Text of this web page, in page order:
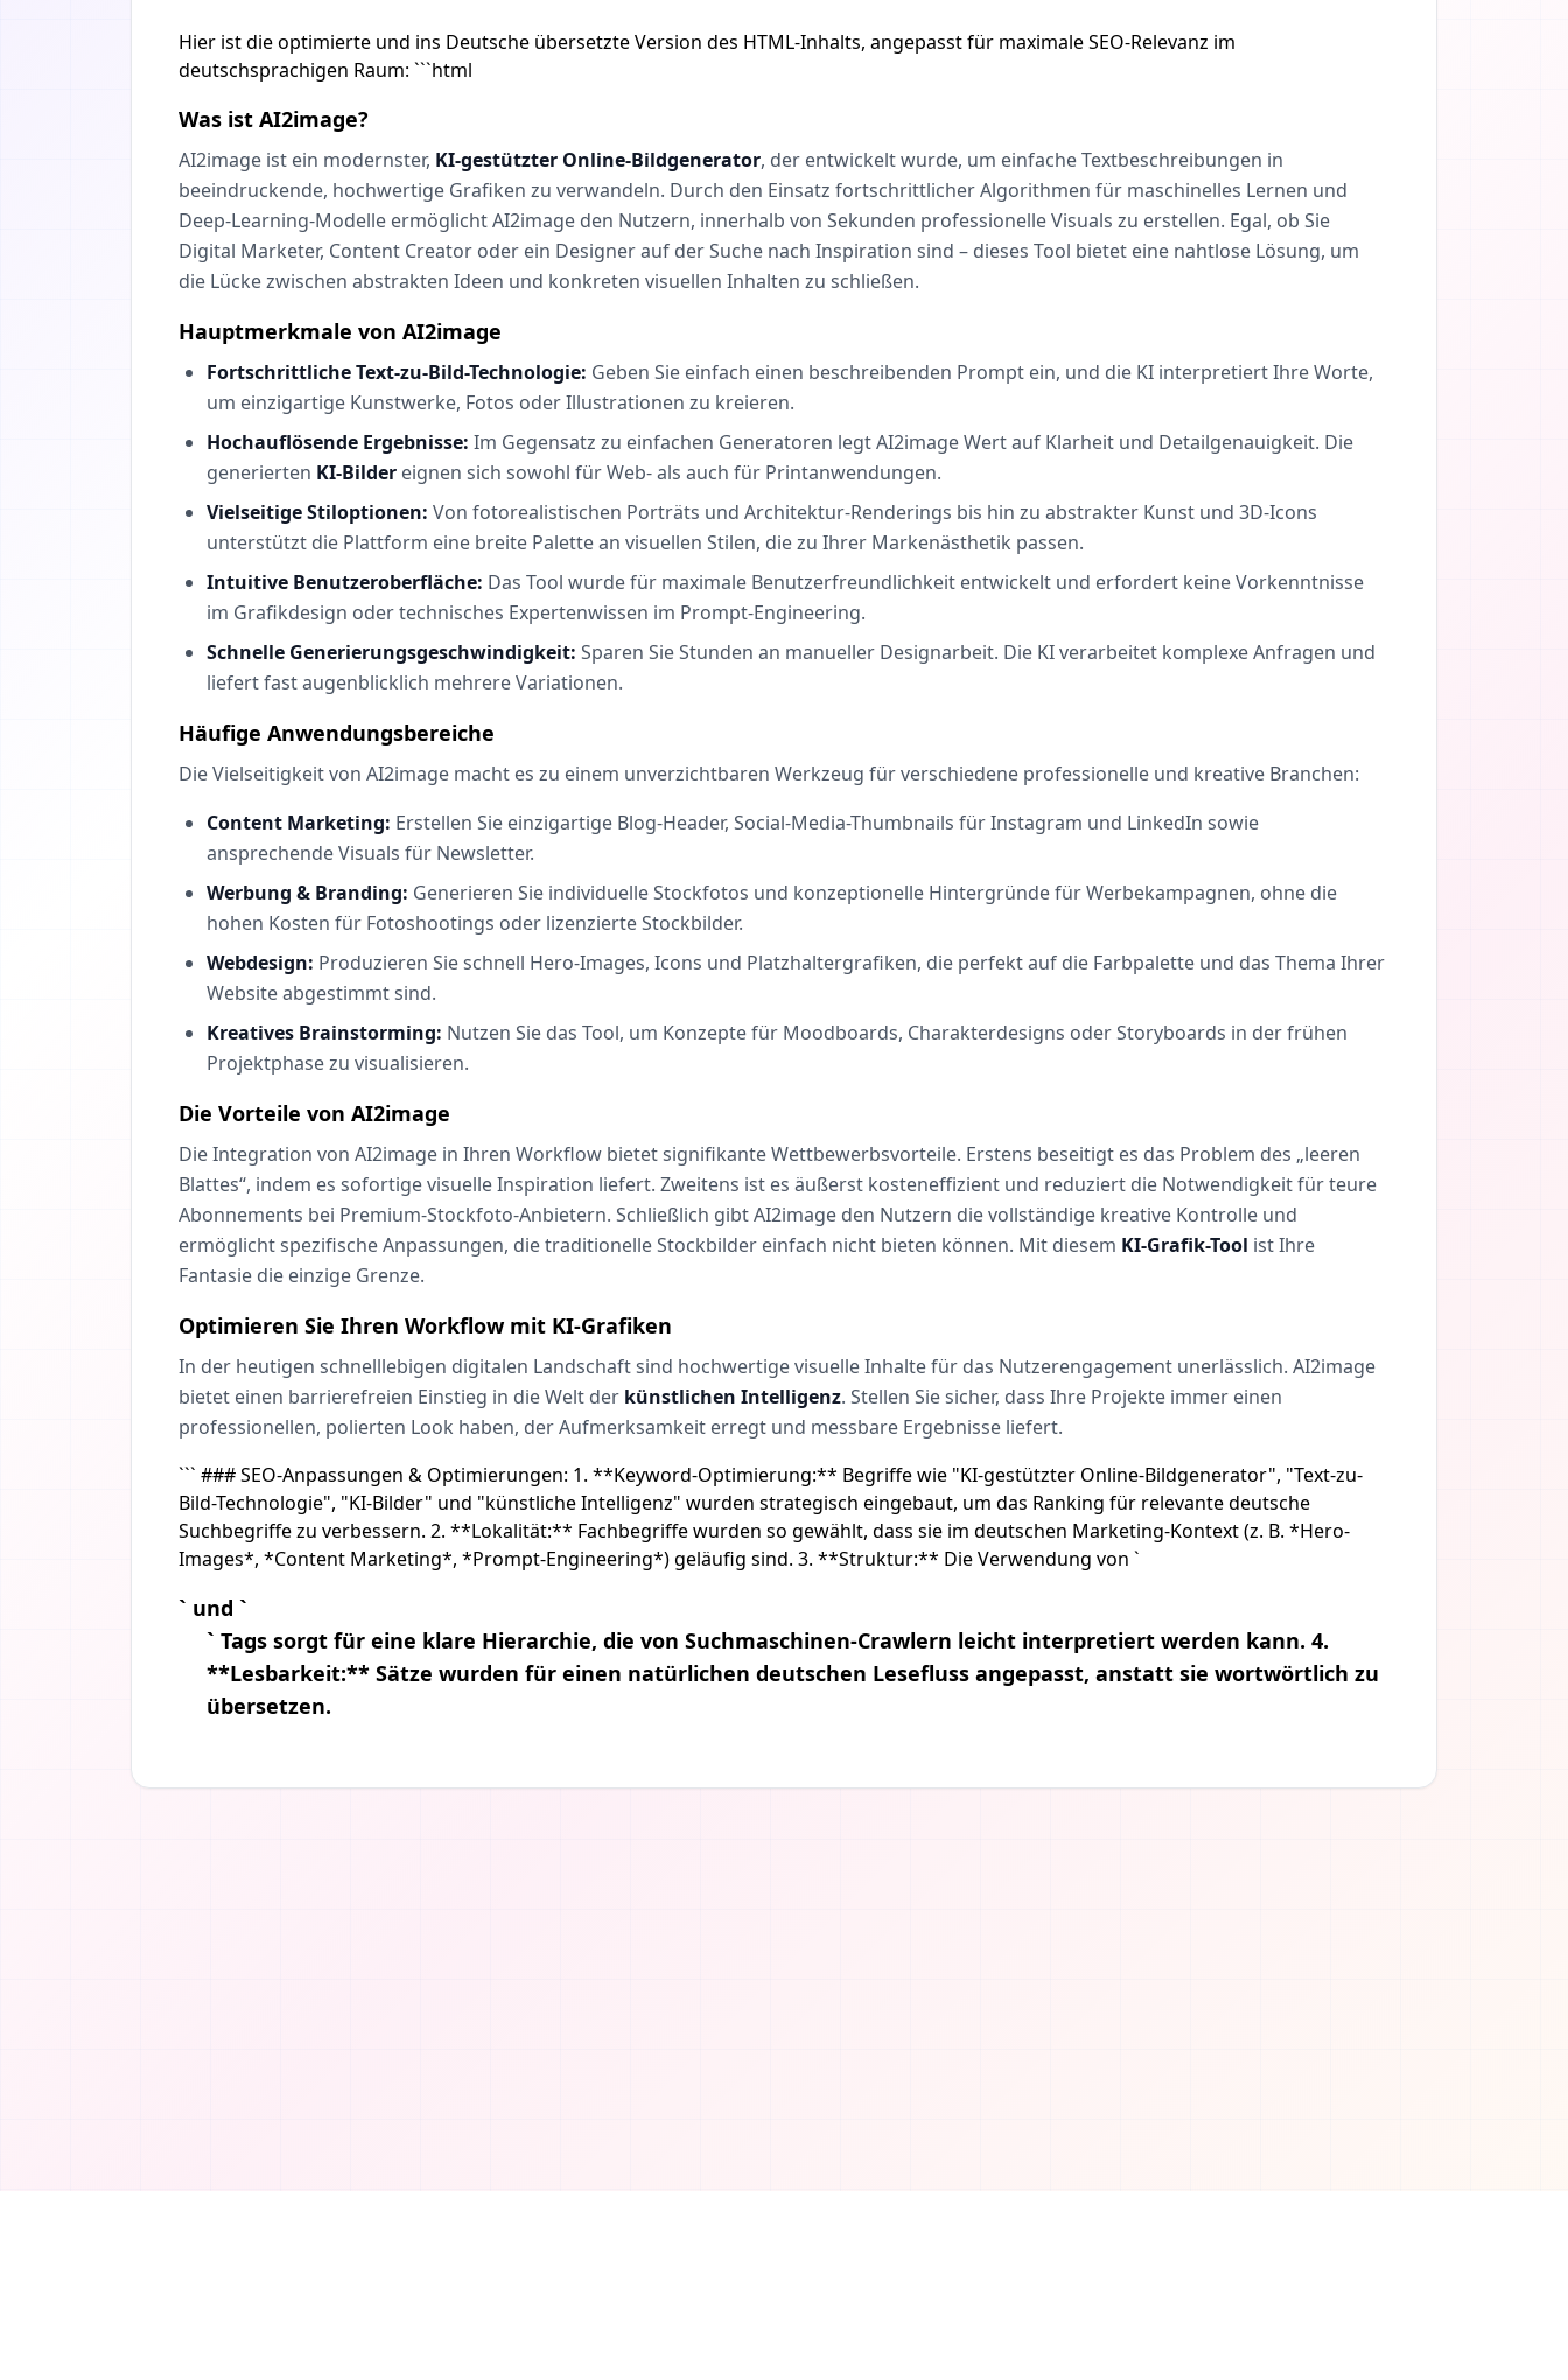
Hier ist die optimierte und ins Deutsche übersetzte Version des HTML-Inhalts, angepasst für maximale SEO-Relevanz im
deutschsprachigen Raum: ```html
Was ist AI2image?
AI2image ist ein modernster, KI-gestützter Online-Bildgenerator, der entwickelt wurde, um einfache Textbeschreibungen in
beeindruckende, hochwertige Grafiken zu verwandeln. Durch den Einsatz fortschrittlicher Algorithmen für maschinelles Lernen und
Deep-Learning-Modelle ermöglicht AI2image den Nutzern, innerhalb von Sekunden professionelle Visuals zu erstellen. Egal, ob Sie
Digital Marketer, Content Creator oder ein Designer auf der Suche nach Inspiration sind – dieses Tool bietet eine nahtlose Lösung, um
die Lücke zwischen abstrakten Ideen und konkreten visuellen Inhalten zu schließen.
Hauptmerkmale von AI2image
Fortschrittliche Text-zu-Bild-Technologie: Geben Sie einfach einen beschreibenden Prompt ein, und die KI interpretiert Ihre Worte,
um einzigartige Kunstwerke, Fotos oder Illustrationen zu kreieren.
Hochauflösende Ergebnisse: Im Gegensatz zu einfachen Generatoren legt AI2image Wert auf Klarheit und Detailgenauigkeit. Die
generierten KI-Bilder eignen sich sowohl für Web- als auch für Printanwendungen.
Vielseitige Stiloptionen: Von fotorealistischen Porträts und Architektur-Renderings bis hin zu abstrakter Kunst und 3D-Icons
unterstützt die Plattform eine breite Palette an visuellen Stilen, die zu Ihrer Markenästhetik passen.
Intuitive Benutzeroberfläche: Das Tool wurde für maximale Benutzerfreundlichkeit entwickelt und erfordert keine Vorkenntnisse
im Grafikdesign oder technisches Expertenwissen im Prompt-Engineering.
Schnelle Generierungsgeschwindigkeit: Sparen Sie Stunden an manueller Designarbeit. Die KI verarbeitet komplexe Anfragen und
liefert fast augenblicklich mehrere Variationen.
Häufige Anwendungsbereiche
Die Vielseitigkeit von AI2image macht es zu einem unverzichtbaren Werkzeug für verschiedene professionelle und kreative Branchen:
Content Marketing: Erstellen Sie einzigartige Blog-Header, Social-Media-Thumbnails für Instagram und LinkedIn sowie
ansprechende Visuals für Newsletter.
Werbung & Branding: Generieren Sie individuelle Stockfotos und konzeptionelle Hintergründe für Werbekampagnen, ohne die
hohen Kosten für Fotoshootings oder lizenzierte Stockbilder.
Webdesign: Produzieren Sie schnell Hero-Images, Icons und Platzhaltergrafiken, die perfekt auf die Farbpalette und das Thema Ihrer
Website abgestimmt sind.
Kreatives Brainstorming: Nutzen Sie das Tool, um Konzepte für Moodboards, Charakterdesigns oder Storyboards in der frühen
Projektphase zu visualisieren.
Die Vorteile von AI2image
Die Integration von AI2image in Ihren Workflow bietet signifikante Wettbewerbsvorteile. Erstens beseitigt es das Problem des „leeren
Blattes“, indem es sofortige visuelle Inspiration liefert. Zweitens ist es äußerst kosteneffizient und reduziert die Notwendigkeit für teure
Abonnements bei Premium-Stockfoto-Anbietern. Schließlich gibt AI2image den Nutzern die vollständige kreative Kontrolle und
ermöglicht spezifische Anpassungen, die traditionelle Stockbilder einfach nicht bieten können. Mit diesem KI-Grafik-Tool ist Ihre
Fantasie die einzige Grenze.
Optimieren Sie Ihren Workflow mit KI-Grafiken
In der heutigen schnelllebigen digitalen Landschaft sind hochwertige visuelle Inhalte für das Nutzerengagement unerlässlich. AI2image
bietet einen barrierefreien Einstieg in die Welt der künstlichen Intelligenz. Stellen Sie sicher, dass Ihre Projekte immer einen
professionellen, polierten Look haben, der Aufmerksamkeit erregt und messbare Ergebnisse liefert.
``` ### SEO-Anpassungen & Optimierungen: 1. **Keyword-Optimierung:** Begriffe wie "KI-gestützter Online-Bildgenerator", "Text-zu-
Bild-Technologie", "KI-Bilder" und "künstliche Intelligenz" wurden strategisch eingebaut, um das Ranking für relevante deutsche
Suchbegriffe zu verbessern. 2. **Lokalität:** Fachbegriffe wurden so gewählt, dass sie im deutschen Marketing-Kontext (z. B. *Hero-
Images*, *Content Marketing*, *Prompt-Engineering*) geläufig sind. 3. **Struktur:** Die Verwendung von `
` und `
` Tags sorgt für eine klare Hierarchie, die von Suchmaschinen-Crawlern leicht interpretiert werden kann. 4.
**Lesbarkeit:** Sätze wurden für einen natürlichen deutschen Lesefluss angepasst, anstatt sie wortwörtlich zu
übersetzen.